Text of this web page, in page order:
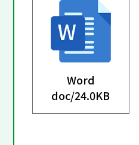
Word
doc/24.0KB